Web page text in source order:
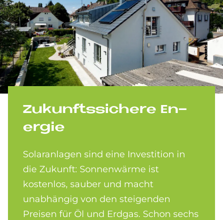
Zu­kunfts­si­che­re En­
er­gie
Solaranlagen sind eine Investition in
die Zukunft: Sonnenwärme ist
kostenlos, sauber und macht
unabhängig von den steigenden
Preisen für Öl und Erdgas. Schon sechs